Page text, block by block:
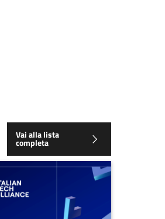
Vai alla lista
completa